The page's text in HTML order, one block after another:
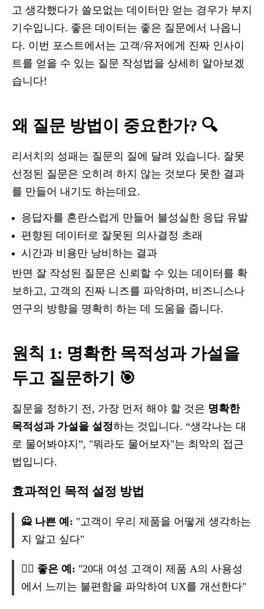
고 생각했다가 쓸모없는 데이터만 얻는 경우가 부지
기수입니다. 좋은 데이터는 좋은 질문에서 나옵니
다. 이번 포스트에서는 고객/유저에게 진짜 인사이
트를 얻을 수 있는 질문 작성법을 상세히 알아보겠
습니다!
왜 질문 방법이 중요한가? 🔍
리서치의 성패는 질문의 질에 달려 있습니다. 잘못
선정된 질문은 오히려 하지 않는 것보다 못한 결과
를 만들어 내기도 하는데요.
응답자를 혼란스럽게 만들어 불성실한 응답 유발
편향된 데이터로 잘못된 의사결정 초래
시간과 비용만 낭비하는 결과
반면 잘 작성된 질문은 신뢰할 수 있는 데이터를 확
보하고, 고객의 진짜 니즈를 파악하며, 비즈니스나
연구의 방향을 명확히 하는 데 도움을 줍니다.
원칙 1: 명확한 목적성과 가설을
두고 질문하기 🎯
질문을 정하기 전, 가장 먼저 해야 할 것은 명확한
목적성과 가설을 설정하는 것입니다. “생각나는 대
로 물어봐야지”, "뭐라도 물어보자"는 최악의 접근
법입니다.
효과적인 목적 설정 방법
🙅 나쁜 예: "고객이 우리 제품을 어떻게 생각하는
지 알고 싶다"
🙆‍♂️ 좋은 예: "20대 여성 고객이 제품 A의 사용성
에서 느끼는 불편함을 파악하여 UX를 개선한다"